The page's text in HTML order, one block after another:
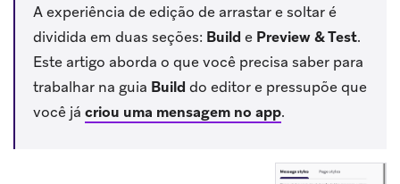
A experiência de edição de arrastar e soltar é
dividida em duas seções: Build e Preview & Test.
Este artigo aborda o que você precisa saber para
trabalhar na guia Build do editor e pressupõe que
você já criou uma mensagem no app.